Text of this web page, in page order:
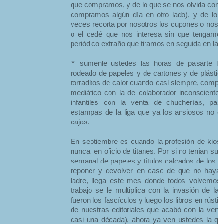
que compramos, y de lo que se nos olvida
compramos algún día en otro lado), y de
veces recorta por nosotros los cupones o
o el cedé que nos interesa sin que
periódico extraño que tiramos en seguida en
Y súmenle ustedes las horas de pasarte
rodeado de papeles y de cartones y de
torraditos de calor cuando casi siempre,
mediático con la de colaborador
infantiles con la venta de chucherías,
estampas de la liga que ya los ansiosos no
cajas.
En septiembre es cuando la profesión de
nunca, en oficio de titanes. Por si no tenían
semanal de papeles y títulos calcados de
reponer y devolver en caso de que no
ladre, llega este mes donde todos
trabajo se le multiplica con la invasión de
fueron los fascículos y luego los libros en
de nuestras editoriales que acabó con la
casi una década), ahora ya ven ustedes la